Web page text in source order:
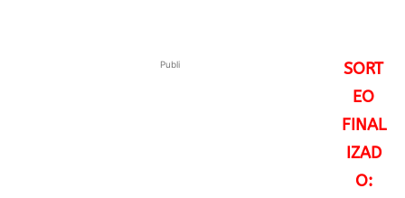
Publi
SORT
EO
FINAL
IZAD
O: